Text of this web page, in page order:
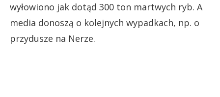
wyłowiono jak dotąd 300 ton martwych ryb. A
media donoszą o kolejnych wypadkach, np. o
przydusze na Nerze.